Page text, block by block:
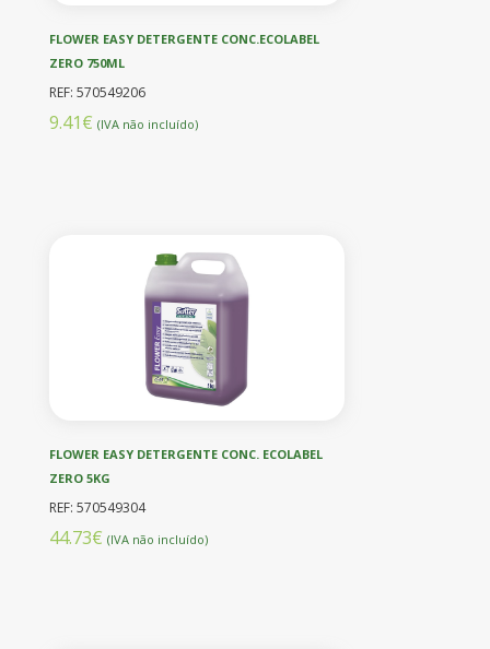
FLOWER EASY DETERGENTE CONC.ECOLABEL
ZERO 750ML
REF: 570549206
9.41€ (IVA não incluído)
FLOWER EASY DETERGENTE CONC. ECOLABEL
ZERO 5KG
REF: 570549304
44.73€ (IVA não incluído)